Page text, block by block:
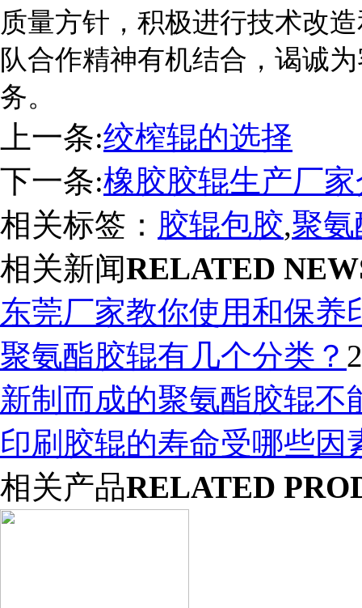
质量方针，积极进行技术改
队合作精神有机结合，谒诚
务。
上一条:绞榨辊的选择
下一条:橡胶胶辊生产厂
相关标签： 胶辊包胶,聚
相关新闻RELATED
东莞厂家教你使用和保养
聚氨酯胶辊有几个分类？
新制而成的聚氨酯胶辊不
印刷胶辊的寿命受哪些因
相关产品RELATED